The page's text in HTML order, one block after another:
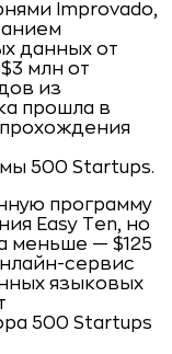
Improvado,
данных от
млн от
из
прошла в
500 Startups.
программу
Easy Ten, но
меньше — $125
сервис
языковых
500 Startups